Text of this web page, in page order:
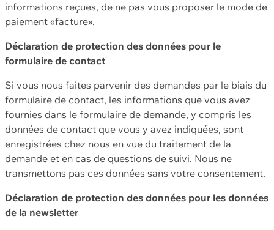
informations reçues, de ne pas vous proposer le mode de
paiement «facture».
Déclaration de protection des données pour le
formulaire de contact
Si vous nous faites parvenir des demandes par le biais du
formulaire de contact, les informations que vous avez
fournies dans le formulaire de demande, y compris les
données de contact que vous y avez indiquées, sont
enregistrées chez nous en vue du traitement de la
demande et en cas de questions de suivi. Nous ne
transmettons pas ces données sans votre consentement.
Déclaration de protection des données pour les données
de la newsletter